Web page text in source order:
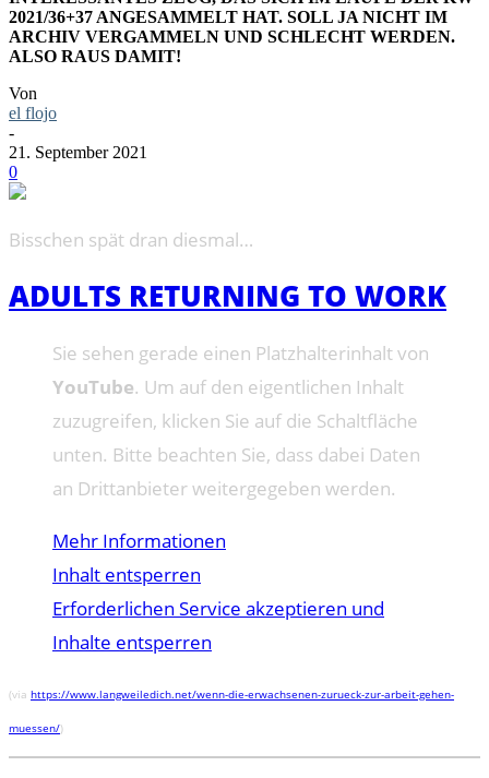
2021/36+37 ANGESAMMELT HAT. SOLL JA NICHT IM
ARCHIV VERGAMMELN UND SCHLECHT WERDEN.
ALSO RAUS DAMIT!
Von
el flojo
-
21. September 2021
0
Bisschen spät dran diesmal…
ADULTS RETURNING TO WORK
Sie sehen gerade einen Platzhalterinhalt von
YouTube. Um auf den eigentlichen Inhalt
zuzugreifen, klicken Sie auf die Schaltfläche
unten. Bitte beachten Sie, dass dabei Daten
an Drittanbieter weitergegeben werden.
Mehr Informationen
Inhalt entsperren
Erforderlichen Service akzeptieren und
Inhalte entsperren
(via https://www.langweiledich.net/wenn-die-erwachsenen-zurueck-zur-arbeit-gehen-
muessen/)